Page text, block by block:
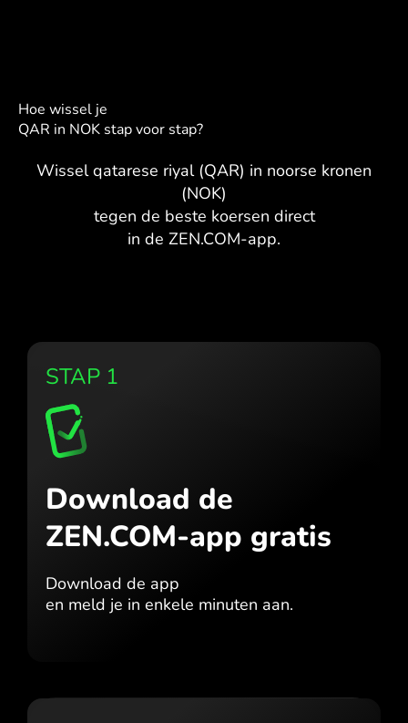
Hoe wissel je
QAR in NOK stap voor stap?
Wissel qatarese riyal (QAR) in noorse kronen
(NOK)
tegen de beste koersen direct
in de ZEN.COM-app.
STAP 1
Download de
ZEN.COM-app gratis
Download de app
en meld je in enkele minuten aan.